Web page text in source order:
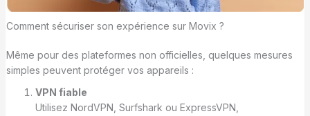
Comment sécuriser son expérience sur Movix ?
Même pour des plateformes non officielles, quelques mesures
simples peuvent protéger vos appareils :
VPN fiable
Utilisez NordVPN, Surfshark ou ExpressVPN,